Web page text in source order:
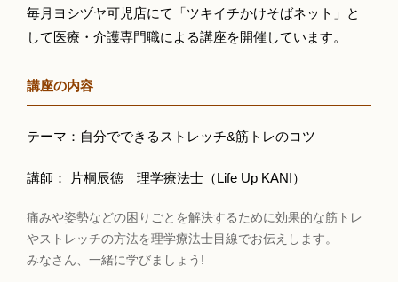
毎月ヨシヅヤ可児店にて「ツキイチかけそばネット」と
して医療・介護専門職による講座を開催しています。
講座の内容
テーマ：自分でできるストレッチ&筋トレのコツ
講師： 片桐辰徳 理学療法士（Life Up KANI）
痛みや姿勢などの困りごとを解決するために効果的な筋トレ
やストレッチの方法を理学療法士目線でお伝えします。
みなさん、一緒に学びましょう!